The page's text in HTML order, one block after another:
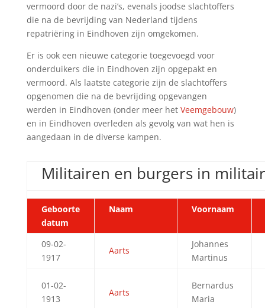
vermoord door de nazi’s, evenals joodse slachtoffers
die na de bevrijding van Nederland tijdens
repatriëring in Eindhoven zijn omgekomen.
Er is ook een nieuwe categorie toegevoegd voor
onderduikers die in Eindhoven zijn opgepakt en
vermoord. Als laatste categorie zijn de slachtoffers
opgenomen die na de bevrijding opgevangen
werden in Eindhoven (onder meer het Veemgebouw)
en in Eindhoven overleden als gevolg van wat hen is
aangedaan in de diverse kampen.
Militairen en burgers in
Geboorte
datum
Naam Voornaam
09-02-
1917
Aarts
Johannes
Martinus
01-02-
1913
Aarts
Bernardus
Maria